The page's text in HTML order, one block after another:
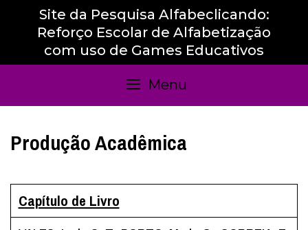
Site da Pesquisa Alfabeclicando:
Reforço Escolar de Alfabetização
com uso de Games Educativos
Menu
Produção Acadêmica
Capítulo de Livro